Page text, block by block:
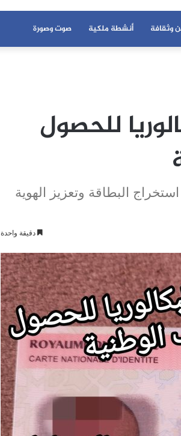
وثقافة أنشطة ملكية صوت وصورة
للحصول
البطاقة وتعزيز الهوية
دقيقة واحدة